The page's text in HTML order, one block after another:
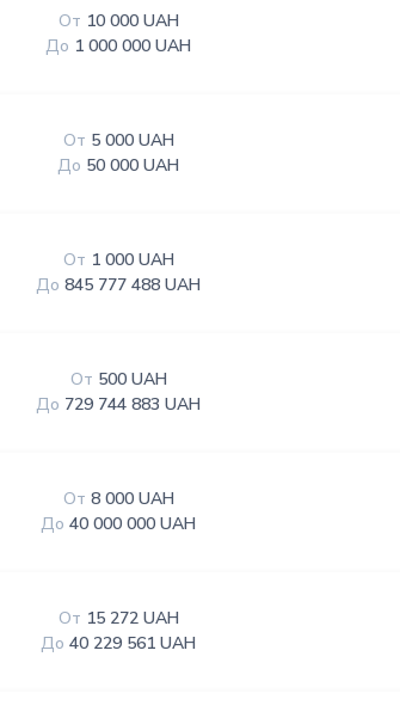
От 10 000 UAH
До 1 000 000 UAH
От 5 000 UAH
До 50 000 UAH
От 1 000 UAH
До 845 777 488 UAH
От 500 UAH
До 729 744 883 UAH
От 8 000 UAH
До 40 000 000 UAH
От 15 272 UAH
До 40 229 561 UAH